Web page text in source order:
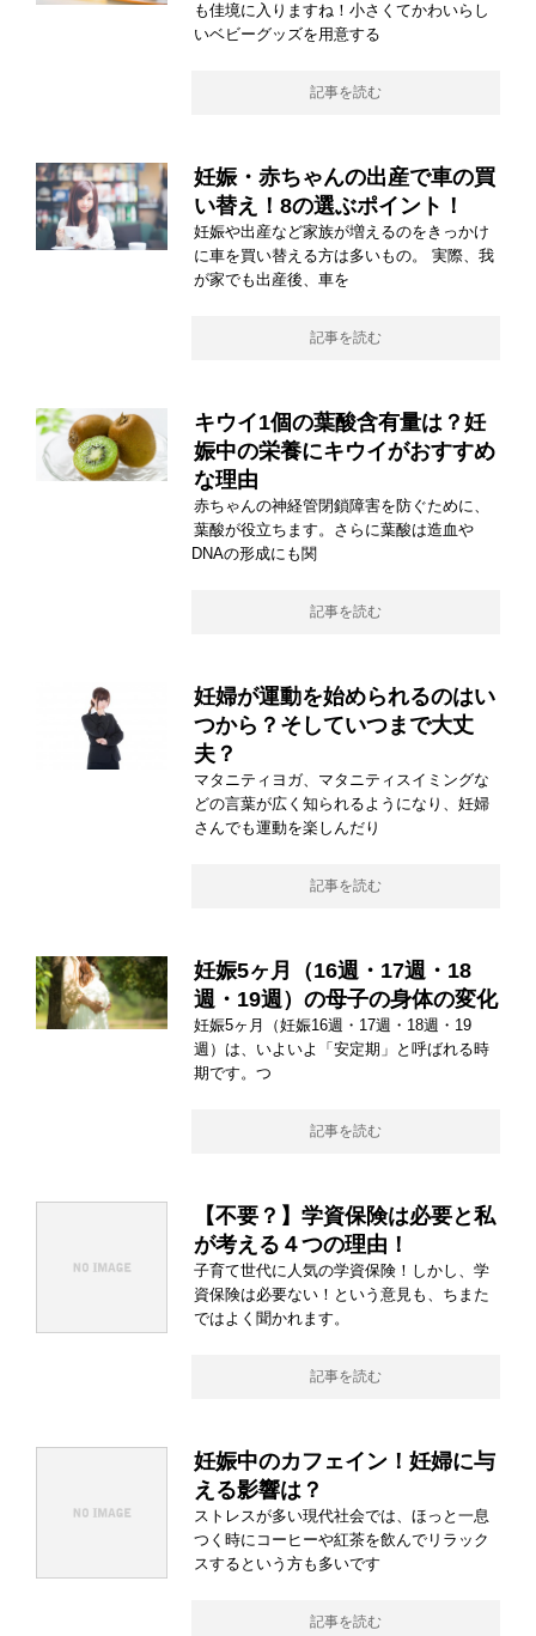
も佳境に入りますね！小さくてかわいらし
いベビーグッズを用意する
記事を読む
妊娠・赤ちゃんの出産で車の買
い替え！8の選ぶポイント！
妊娠や出産など家族が増えるのをきっかけ
に車を買い替える方は多いもの。 実際、我
が家でも出産後、車を
記事を読む
キウイ1個の葉酸含有量は？妊
娠中の栄養にキウイがおすすめ
な理由
赤ちゃんの神経管閉鎖障害を防ぐために、
葉酸が役立ちます。さらに葉酸は造血や
DNAの形成にも関
記事を読む
妊婦が運動を始められるのはい
つから？そしていつまで大丈
夫？
マタニティヨガ、マタニティスイミングな
どの言葉が広く知られるようになり、妊婦
さんでも運動を楽しんだり
記事を読む
妊娠5ヶ月（16週・17週・18
週・19週）の母子の身体の変化
妊娠5ヶ月（妊娠16週・17週・18週・19
週）は、いよいよ「安定期」と呼ばれる時
期です。つ
記事を読む
【不要？】学資保険は必要と私
が考える４つの理由！
子育て世代に人気の学資保険！しかし、学
資保険は必要ない！という意見も、ちまた
ではよく聞かれます。
記事を読む
妊娠中のカフェイン！妊婦に与
える影響は？
ストレスが多い現代社会では、ほっと一息
つく時にコーヒーや紅茶を飲んでリラック
スするという方も多いです
記事を読む